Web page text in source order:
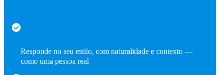
Responde no seu estilo, com naturalidade e contexto —
como uma pessoa real